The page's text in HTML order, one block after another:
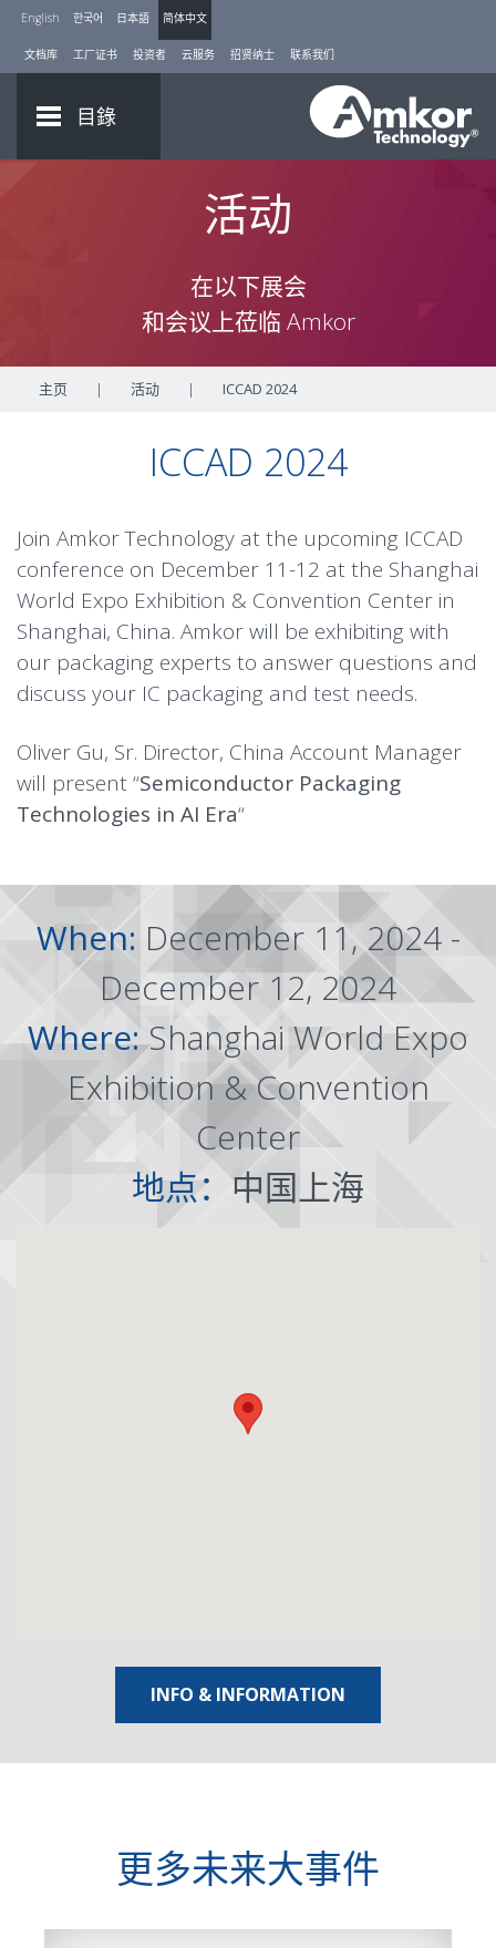
English 한국어 日本語 简体中文
文档库 工厂证书 投资者 云服务 招贤纳士 联系我们
目錄
活动
在以下展会
和会议上莅临 Amkor
主页 | 活动 | ICCAD 2024
ICCAD 2024
Join Amkor Technology at the upcoming ICCAD
conference on December 11-12 at the Shanghai
World Expo Exhibition & Convention Center in
Shanghai, China. Amkor will be exhibiting with
our packaging experts to answer questions and
discuss your IC packaging and test needs.
Oliver Gu, Sr. Director, China Account Manager
will present “Semiconductor Packaging
Technologies in AI Era“
When: December 11, 2024 -
December 12, 2024
Where:Shanghai World Expo
Exhibition & Convention
Center
地点：中国上海
INFO & INFORMATION
更多未来大事件